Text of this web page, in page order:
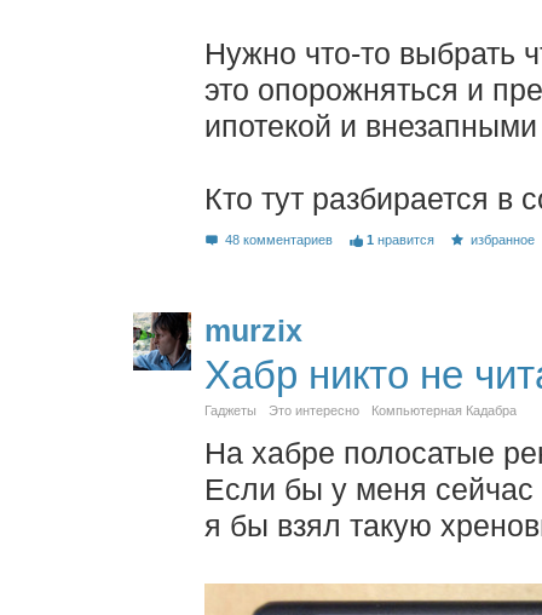
Нужно что-то выбрать
это опорожняться и
ипотекой и
Кто тут разбирается в
48 комментариев 1 нравится избранное
murzix
Хабр никто не
Гаджеты Это интересно Компьютерная Кадабра
На хабре полосатые
Если бы у меня сейчас
я бы взял такую